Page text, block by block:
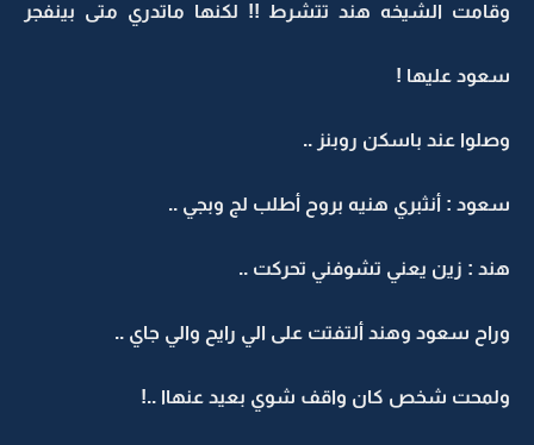
وقامت الشيخه هند تتشرط !! لكنها ماتدري متى بينفجر
سعود عليها !
وصلوا عند باسكن روبنز ..
سعود : أنثبري هنيه بروح أطلب لج وبجي ..
هند : زين يعني تشوفني تحركت ..
وراح سعود وهند ألتفتت على الي رايح والي جاي ..
ولمحت شخص كان واقف شوي بعيد عنهاا ..!